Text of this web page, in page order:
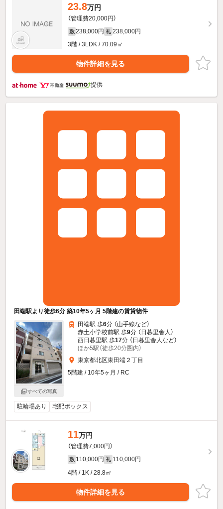
23.8万円
（管理費20,000円）
敷 238,000円 礼 238,000円
3階 / 3LDK / 70.09㎡
物件詳細を見る
提供
田端駅より徒歩6分 築10年5ヶ月 5階建の賃貸物件
すべての写真
田端駅 歩6分 （山手線など）
赤土小学校前駅 歩9分 （日暮里舎人）
西日暮里駅 歩17分 （日暮里舎人など）
ほか5駅（徒歩20分圏内）
東京都北区東田端２丁目
5階建 / 10年5ヶ月 / RC
駐輪場あり 宅配ボックス
11万円
（管理費7,000円）
敷 110,000円 礼 110,000円
4階 / 1K / 28.8㎡
物件詳細を見る